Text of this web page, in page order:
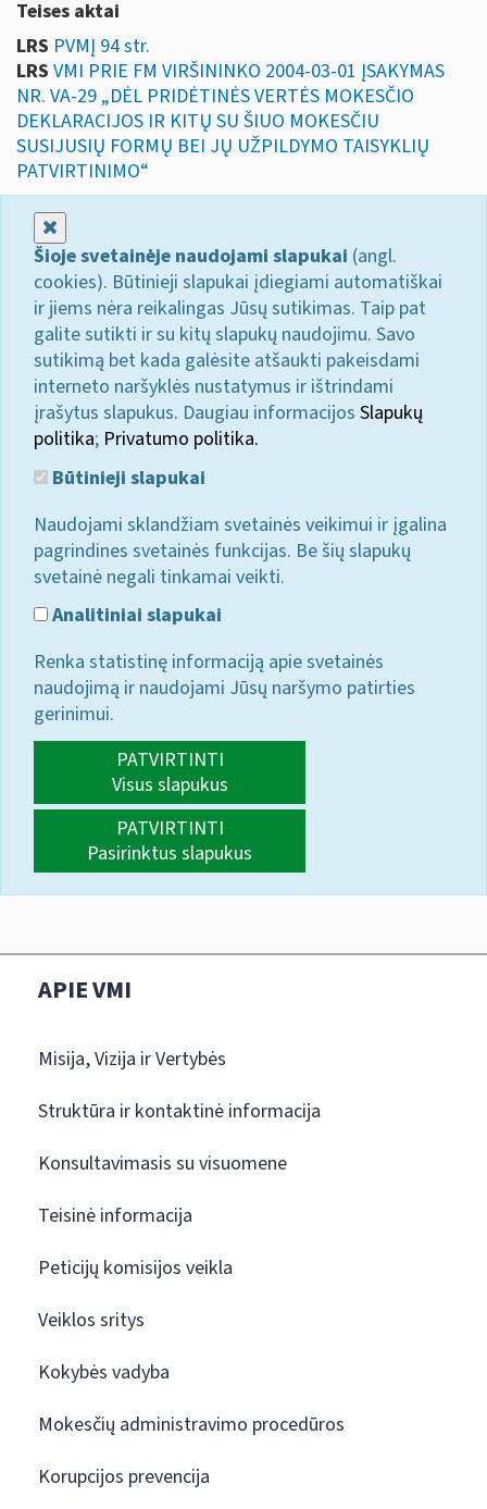
Teises aktai
LRS PVMĮ 94 str.
LRS VMI PRIE FM VIRŠININKO 2004-03-01 ĮSAKYMAS
NR. VA-29 „DĖL PRIDĖTINĖS VERTĖS MOKESČIO
DEKLARACIJOS IR KITŲ SU ŠIUO MOKESČIU
SUSIJUSIŲ FORMŲ BEI JŲ UŽPILDYMO TAISYKLIŲ
PATVIRTINIMO“
Šioje svetainėje naudojami slapukai (angl.
cookies). Būtinieji slapukai įdiegiami automatiškai
ir jiems nėra reikalingas Jūsų sutikimas. Taip pat
galite sutikti ir su kitų slapukų naudojimu. Savo
sutikimą bet kada galėsite atšaukti pakeisdami
interneto naršyklės nustatymus ir ištrindami
įrašytus slapukus. Daugiau informacijos Slapukų
politika; Privatumo politika.
Būtinieji slapukai
Naudojami sklandžiam svetainės veikimui ir įgalina
pagrindines svetainės funkcijas. Be šių slapukų
svetainė negali tinkamai veikti.
Analitiniai slapukai
Renka statistinę informaciją apie svetainės
naudojimą ir naudojami Jūsų naršymo patirties
gerinimui.
PATVIRTINTI
Visus slapukus
PATVIRTINTI
Pasirinktus slapukus
APIE VMI
Misija, Vizija ir Vertybės
Struktūra ir kontaktinė informacija
Konsultavimasis su visuomene
Teisinė informacija
Peticijų komisijos veikla
Veiklos sritys
Kokybės vadyba
Mokesčių administravimo procedūros
Korupcijos prevencija